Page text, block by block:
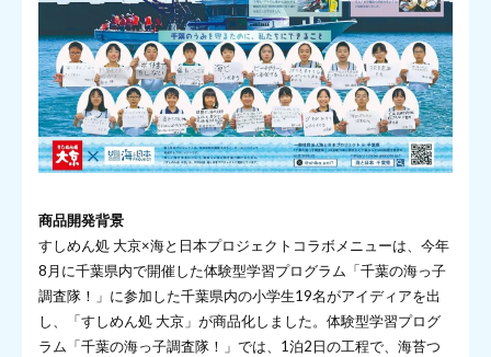
商品開発背景
すしめん処 大京×海と日本プロジェクトコラボメニューは、今年
8月に千葉県内で開催した体験型学習プログラム「千葉の海っ子
調査隊！」に参加した千葉県内の小学生19名がアイディアを出
し、「すしめん処 大京」が商品化しました。体験型学習プログ
ラム「千葉の海っ子調査隊！」では、1泊2日の工程で、海苔つ